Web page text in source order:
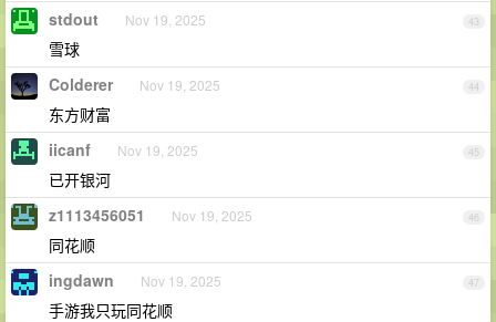
43
stdout Nov 19, 2025
雪球
44
Colderer Nov 19, 2025
东方财富
45
iicanf Nov 19, 2025
已开银河
46
z1113456051 Nov 19, 2025
同花顺
47
ingdawn Nov 19, 2025
手游我只玩同花顺